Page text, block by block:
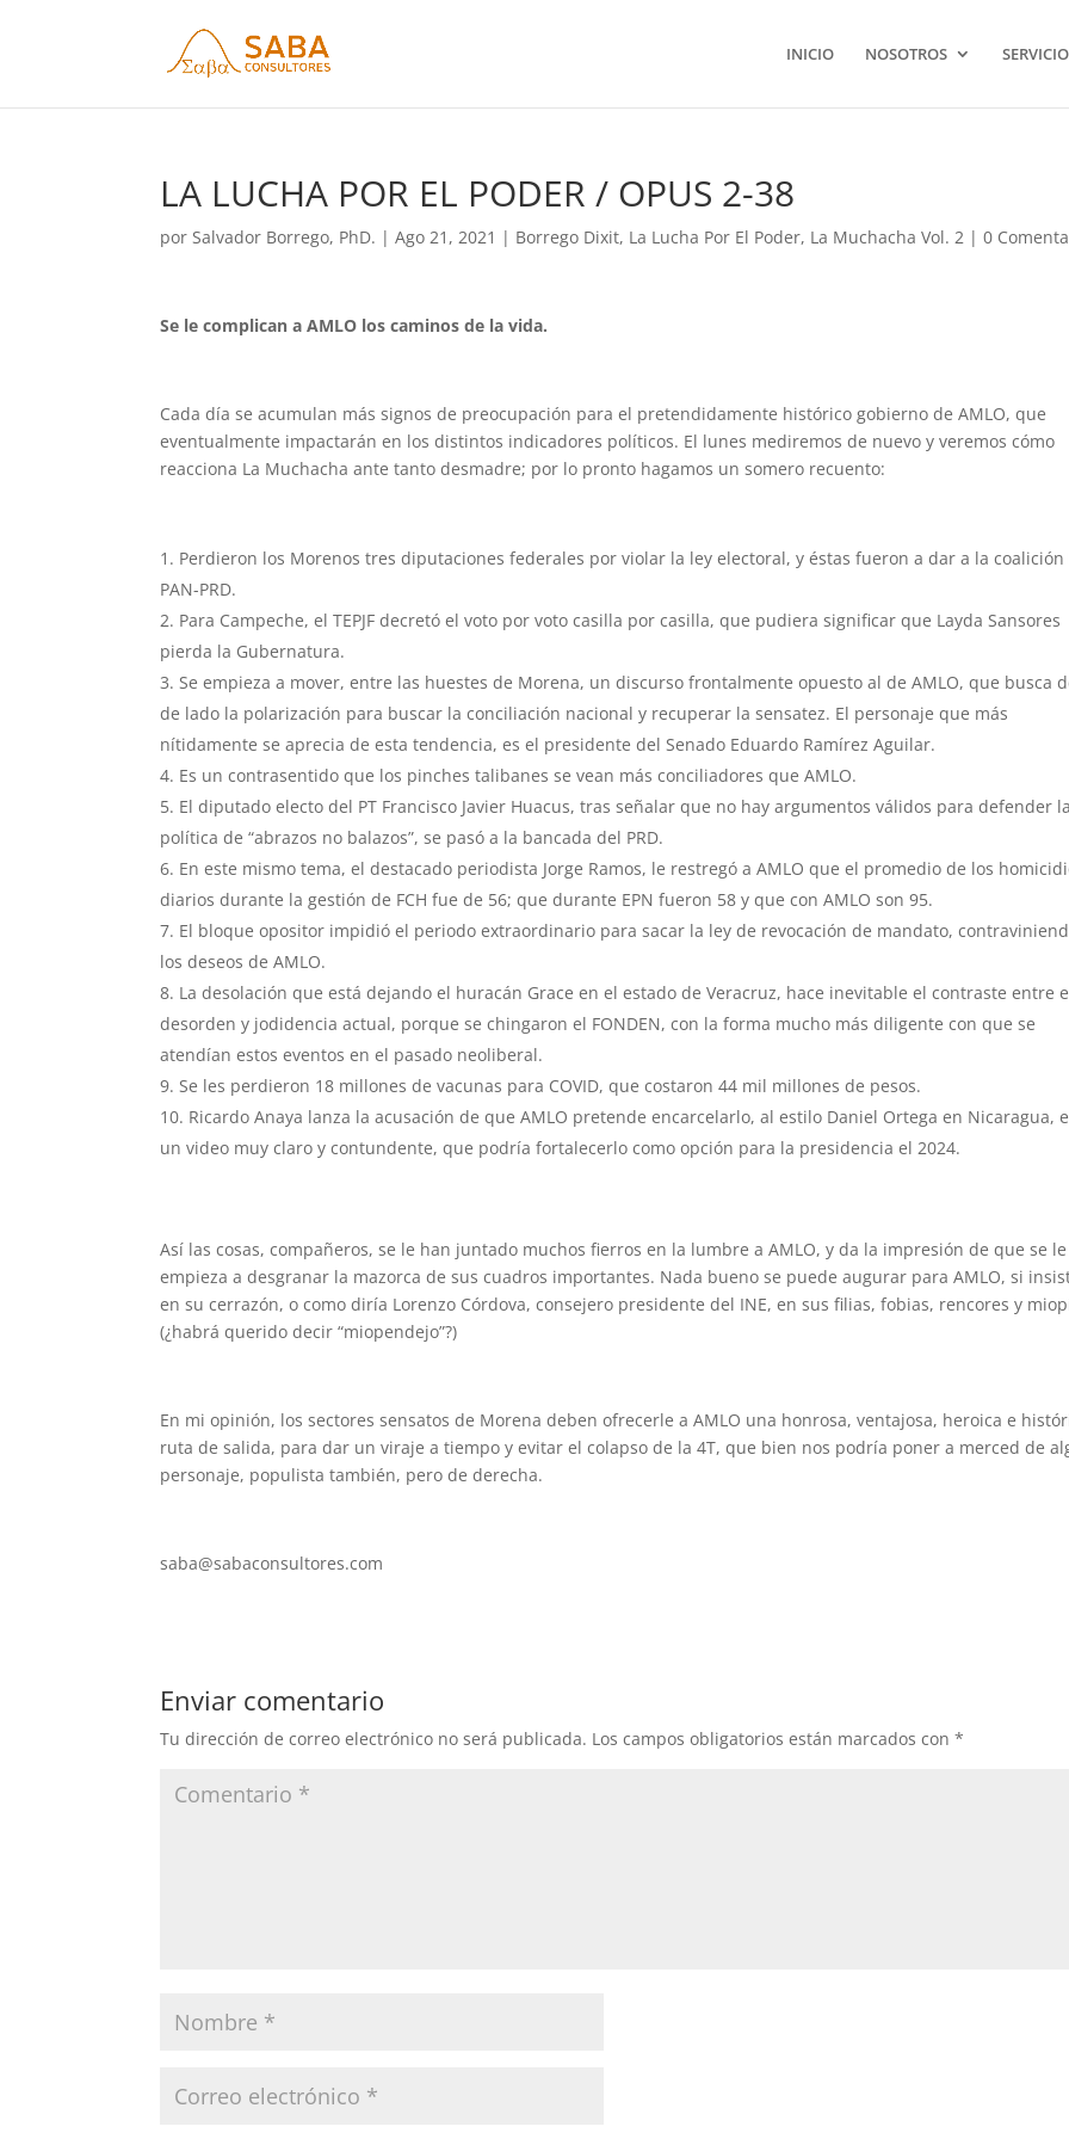
INICIO NOSOTROS
LA LUCHA POR EL PODER / OPUS 2-38
porSalvador Borrego, PhD. |Ago 21, 2021 | Borrego Dixit, La Lucha Por El Poder, La Muchacha Vol. 2 |0
Se le complican a AMLO los caminos de la vida.
Cada día se acumulan más signos de preocupación para el pretendidamente histórico gobierno de AMLO, que
eventualmente impactarán en los distintos indicadores políticos. El lunes mediremos de nuevo y veremos cómo
reacciona La Muchacha ante tanto desmadre; por lo pronto hagamos un somero recuento:
Perdieron los Morenos tres diputaciones federales por violar la ley electoral, y éstas fueron a dar a la coalición
PAN-PRD.
Para Campeche, el TEPJF decretó el voto por voto casilla por casilla, que pudiera significar que Layda Sansores
pierda la Gubernatura.
Se empieza a mover, entre las huestes de Morena, un discurso frontalmente opuesto al de AMLO, que busca
de lado la polarización para buscar la conciliación nacional y recuperar la sensatez. El personaje que más
nítidamente se aprecia de esta tendencia, es el presidente del Senado Eduardo Ramírez Aguilar.
Es un contrasentido que los pinches talibanes se vean más conciliadores que AMLO.
El diputado electo del PT Francisco Javier Huacus, tras señalar que no hay argumentos válidos para defender la
política de “abrazos no balazos”, se pasó a la bancada del PRD.
En este mismo tema, el destacado periodista Jorge Ramos, le restregó a AMLO que el promedio de los
diarios durante la gestión de FCH fue de 56; que durante EPN fueron 58 y que con AMLO son 95.
El bloque opositor impidió el periodo extraordinario para sacar la ley de revocación de mandato,
los deseos de AMLO.
La desolación que está dejando el huracán Grace en el estado de Veracruz, hace inevitable el contraste entre
desorden y jodidencia actual, porque se chingaron el FONDEN, con la forma mucho más diligente con que se
atendían estos eventos en el pasado neoliberal.
Se les perdieron 18 millones de vacunas para COVID, que costaron 44 mil millones de pesos.
Ricardo Anaya lanza la acusación de que AMLO pretende encarcelarlo, al estilo Daniel Ortega en Nicaragua,
un video muy claro y contundente, que podría fortalecerlo como opción para la presidencia el 2024.
Así las cosas, compañeros, se le han juntado muchos fierros en la lumbre a AMLO, y da la impresión de que se le
empieza a desgranar la mazorca de sus cuadros importantes. Nada bueno se puede augurar para AMLO, si
en su cerrazón, o como diría Lorenzo Córdova, consejero presidente del INE, en sus filias, fobias, rencores y
(¿habrá querido decir “miopendejo”?)
En mi opinión, los sectores sensatos de Morena deben ofrecerle a AMLO una honrosa, ventajosa, heroica e
ruta de salida, para dar un viraje a tiempo y evitar el colapso de la 4T, que bien nos podría poner a merced de
personaje, populista también, pero de derecha.
saba@sabaconsultores.com
Enviar comentario
Tu dirección de correo electrónico no será publicada. Los campos obligatorios están marcados con*